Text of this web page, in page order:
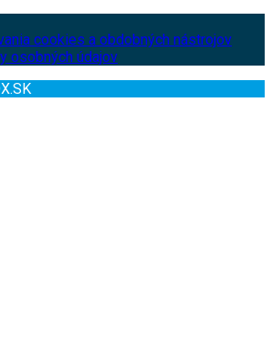
cookies a obdobných nástrojov
osobných údajov